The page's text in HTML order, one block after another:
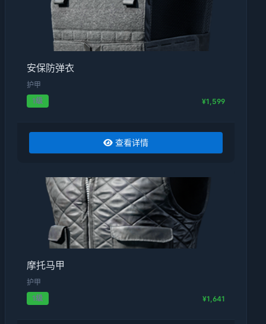
安保防弹衣
护甲
1级
¥1,599
查看详情
摩托马甲
护甲
1级
¥1,641